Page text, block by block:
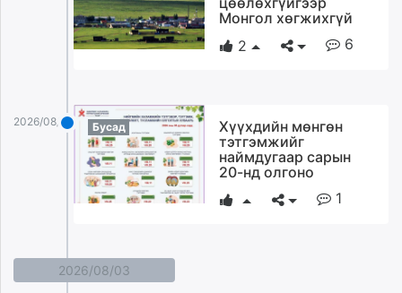
Монгол хөгжихгүй
2
6
2026/08/04 Бусад
Хүүхдийн мөнгөн
тэтгэмжийг
наймдугаар сарын
20-нд олгоно
1
2026/08/03